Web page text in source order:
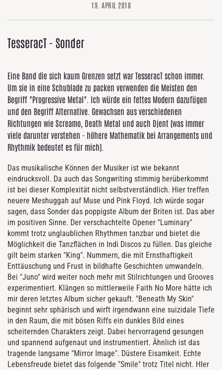
19. APRIL 2018
TesseracT - Sonder
Eine Band die sich kaum Grenzen setzt war TesseracT schon immer.
Um sie in eine Schublade zu packen verwenden die Meisten den
Begriff "Progressive Metal". Ich würde ein fettes Modern dazufügen
und den Begriff Alternative. Gewachsen aus verschiedenen
Richtungen wie Screamo, Death Metal und auch Djent (was immer
viele darunter verstehen - höhere Mathematik bei Arrangements und
Rhythmik bedeutet es für mich).
Das musikalische Können der Musiker ist wie bekannt
eindrucksvoll. Da auch das Songwriting stimmig herüberkommt
ist bei dieser Komplexität nicht selbstverständlich. Hier treffen
neuere Meshuggah auf Muse und Pink Floyd. Ich würde sogar
sagen, dass Sonder das poppigste Album der Briten ist. Das aber
im positiven Sinne. Der verschachtelte Opener "Luminary"
kommt trotz unglaublichen Rhythmen tanzbar und bietet die
Möglichkeit die Tanzflächen in Indi Discos zu füllen. Das gleiche
gilt beim starken "King". Nummern, die mit Ernsthaftigkeit
Enttäuschung und Frust in bildhafte Geschichten umwandeln.
Bei "Juno" wird weiter noch mehr mit Stilrichtungen und Grooves
experimentiert. Klängen so mittlerweile Faith No More hätte ich
mir deren letztes Album sicher gekauft. "Beneath My Skin"
beginnt sehr sphärisch und wirft irgendwann eine suizidale Tiefe
in den Raum, die mit bösen Riffs ein dunkles Bild eines
scheiternden Charakters zeigt. Dabei hervorragend gesungen
und spannend aufgenaut und instrumentiert. Ähnlich ist das
tragende langsame "Mirror Image". Düstere Eisamkeit. Echte
Lebensfreude bietet das folgende "Smile" trotz Titel nicht. HIer